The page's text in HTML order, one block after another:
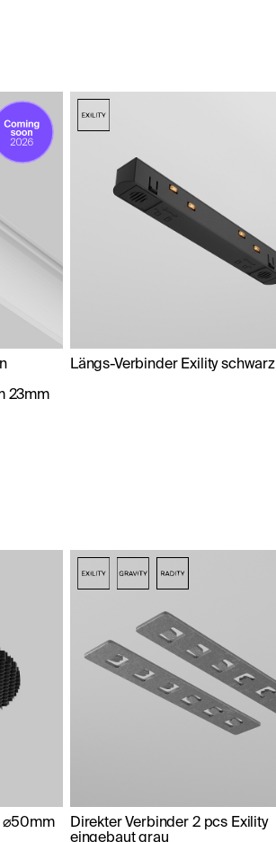
23mm
Längs-Verbinder Exility schwarz
⌀50mm
Direkter Verbinder 2 pcs Exility
eingebaut grau